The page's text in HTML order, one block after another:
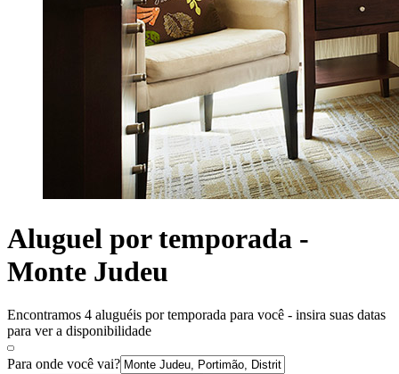
Aluguel por temporada -
Monte Judeu
Encontramos 4 aluguéis por temporada para você - insira suas datas
para ver a disponibilidade
Para onde você vai?